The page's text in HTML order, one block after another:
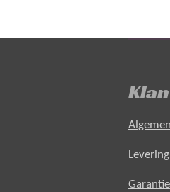
Levering